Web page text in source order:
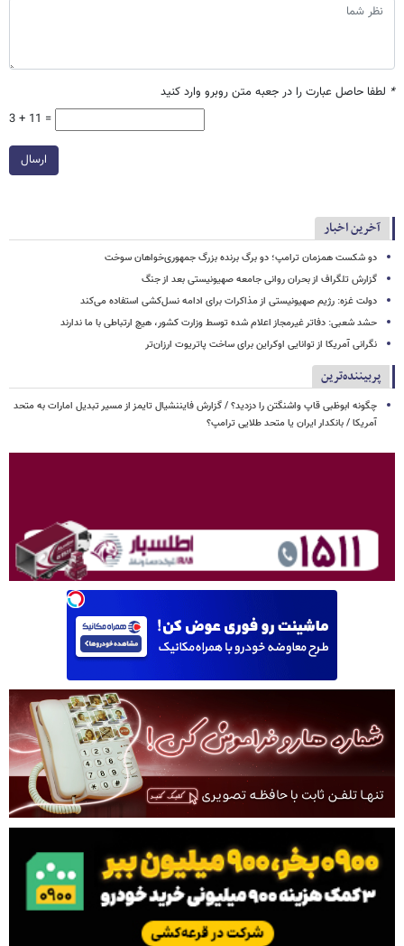
* لطفا حاصل عبارت را در جعبه متن روبرو وارد کنید
3 + 11 =
ارسال
آخرین اخبار
دو شکست همزمان ترامپ؛ دو برگ برنده بزرگ جمهوری‌خواهان سوخت
گزارش تلگراف از بحران روانی جامعه صهیونیستی بعد از جنگ
دولت غزه: رژیم صهیونیستی از مذاکرات برای ادامه نسل‌کشی استفاده می‌کند
حشد شعبی: دفاتر غیرمجاز اعلام شده توسط وزارت کشور، هیچ ارتباطی با ما ندارند
نگرانی آمریکا از توانایی اوکراین برای ساخت پاتریوت ارزان‌تر
پربیننده‌ترین
چگونه ابوظبی قاپ واشنگتن را دزدید؟ / گزارش فایننشیال تایمز از مسیر تبدیل امارات به متحد
آمریکا / بانکدار ایران یا متحد طلایی ترامپ؟